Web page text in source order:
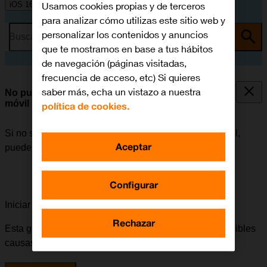
iOS 16.0
Busca por problema o tema
No puedo utilizar la conexión de internet de mi
móvil
Si no se puede utilizar la conexión de internet del móvil,
puede haber varias causas posibles al problema.
Iniciar la guía para solucionar tu problema
Esta guía te va a conducir a través de una serie de posibles
causas y soluciones al problema.
Usamos cookies propias y de terceros
para analizar cómo utilizas este sitio web y
personalizar los contenidos y anuncios
que te mostramos en base a tus hábitos
de navegación (páginas visitadas,
frecuencia de acceso, etc) Si quieres
saber más, echa un vistazo a nuestra
política de cookies.
Configurar
Rechazar
Aceptar